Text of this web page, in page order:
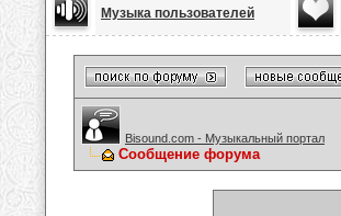
Музыка пользователей
Bisound.com - Музыкальный портал
Сообщение форума